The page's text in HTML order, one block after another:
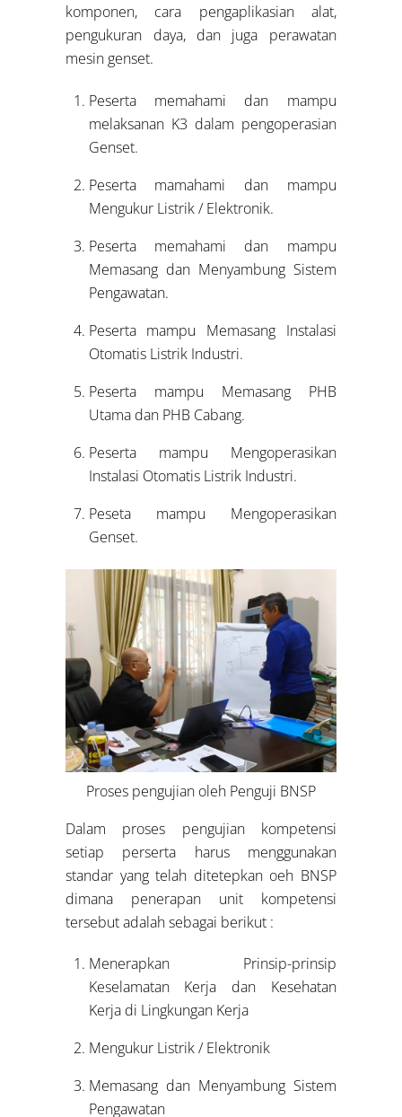
komponen, cara pengaplikasian alat,
pengukuran daya, dan juga perawatan
mesin genset.
Peserta memahami dan mampu
melaksanan K3 dalam pengoperasian
Genset.
Peserta mamahami dan mampu
Mengukur Listrik / Elektronik.
Peserta memahami dan mampu
Memasang dan Menyambung Sistem
Pengawatan.
Peserta mampu Memasang Instalasi
Otomatis Listrik Industri.
Peserta mampu Memasang PHB
Utama dan PHB Cabang.
Peserta mampu Mengoperasikan
Instalasi Otomatis Listrik Industri.
Peseta mampu Mengoperasikan
Genset.
Proses pengujian oleh Penguji BNSP
Dalam proses pengujian kompetensi
setiap perserta harus menggunakan
standar yang telah ditetepkan oeh BNSP
dimana penerapan unit kompetensi
tersebut adalah sebagai berikut :
Menerapkan Prinsip-prinsip
Keselamatan Kerja dan Kesehatan
Kerja di Lingkungan Kerja
Mengukur Listrik / Elektronik
Memasang dan Menyambung Sistem
Pengawatan